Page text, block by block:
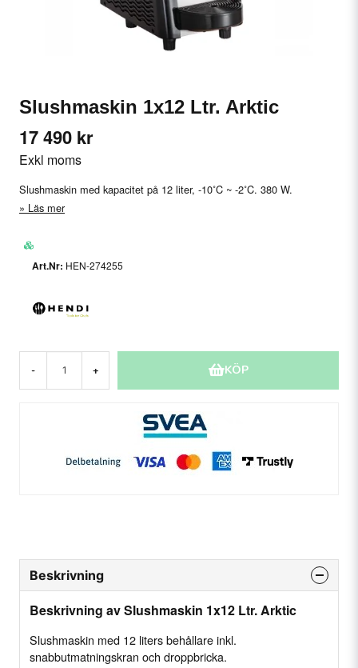
Slushmaskin 1x12 Ltr. Arktic
17 490 kr
Exkl moms
Slushmaskin med kapacitet på 12 liter, -10˚C ~ -2˚C. 380 W.
Läs mer
HEN-274255
- + KÖP
Beskrivning
Beskrivning av Slushmaskin 1x12 Ltr. Arktic
Slushmaskin med 12 liters behållare inkl.
snabbutmatningskran och droppbricka.